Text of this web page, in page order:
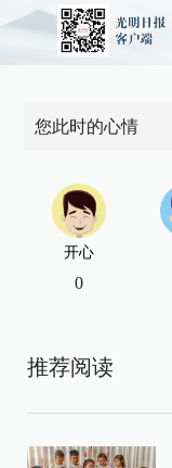
您此时的心情
开心
0
推荐阅读